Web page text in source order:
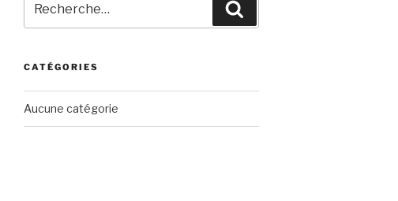
pour
:
CATÉGORIES
Aucune catégorie